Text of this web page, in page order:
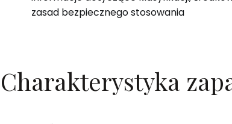
zasad bezpiecznego stosowania
Charakterystyka